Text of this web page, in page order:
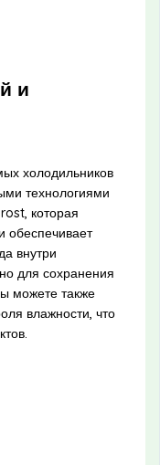
и
холодильников
технологиями
которая
обеспечивает
внутри
для сохранения
можете также
влажности, что